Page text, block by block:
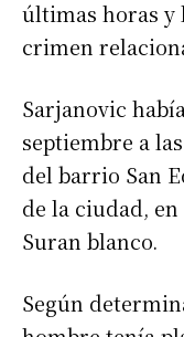
últimas horas y
crimen
Sarjanovic
septiembre a
del barrio San
de la ciudad,
Suran blanco.
Según